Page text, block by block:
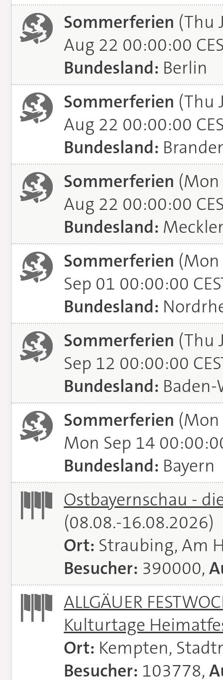
Sommerferien (Thu
Aug 22 00:00:00
Bundesland: Berlin
Sommerferien (Thu
Aug 22 00:00:00
Bundesland:
Sommerferien (Mon
Aug 22 00:00:00
Bundesland:
Sommerferien (Mon
Sep 01 00:00:00
Bundesland:
Sommerferien (Thu
Sep 12 00:00:00
Bundesland:
Sommerferien (Mon
Mon Sep 14
Bundesland: Bayern
Ostbayernschau -
(08.08.-16.08.2026)
Ort: Straubing, Am
Besucher: 390000,
ALLGÄUER
Kulturtage
Ort: Kempten,
Besucher: 103778,